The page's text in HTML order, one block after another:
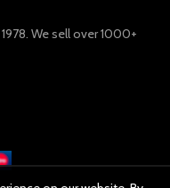
We sell over 1000+